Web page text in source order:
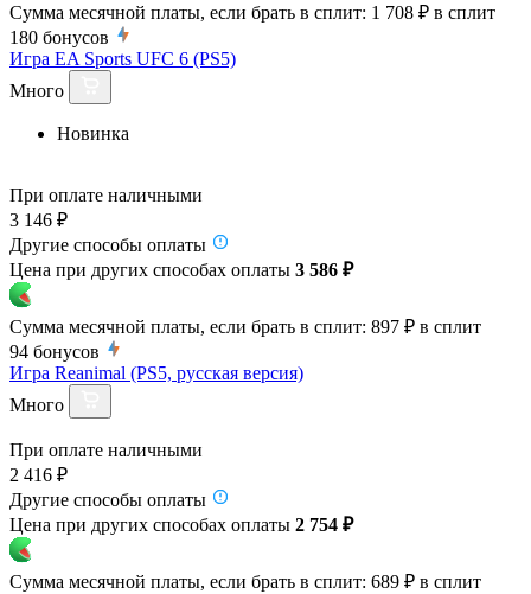
Сумма месячной платы, если брать в сплит: 1 708 ₽ в сплит
180 бонусов
Игра EA Sports UFC 6 (PS5)
Много
Новинка
При оплате наличными
3 146 ₽
Другие способы оплаты
Цена при других способах оплаты 3 586 ₽
Сумма месячной платы, если брать в сплит: 897 ₽ в сплит
94 бонусов
Игра Reanimal (PS5, русская версия)
Много
При оплате наличными
2 416 ₽
Другие способы оплаты
Цена при других способах оплаты 2 754 ₽
Сумма месячной платы, если брать в сплит: 689 ₽ в сплит